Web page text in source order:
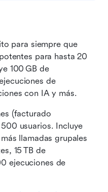
para siempre que
para hasta 20
100 GB de
de
con IA y más.
(facturado
usuarios. Incluye
llamadas grupales
15 TB de
ejecuciones de